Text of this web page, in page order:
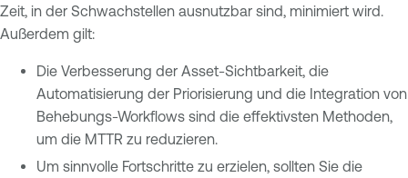
Zeit, in der Schwachstellen ausnutzbar sind, minimiert wird.
Außerdem gilt:
Die Verbesserung der Asset-Sichtbarkeit, die
Automatisierung der Priorisierung und die Integration von
Behebungs-Workflows sind die effektivsten Methoden,
um die MTTR zu reduzieren.
Um sinnvolle Fortschritte zu erzielen, sollten Sie die